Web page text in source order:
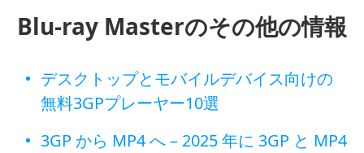
Blu-ray Masterのその他の情報
デスクトップとモバイルデバイス向けの
無料3GPプレーヤー10選
3GP から MP4 へ – 2025 年に 3GP と MP4